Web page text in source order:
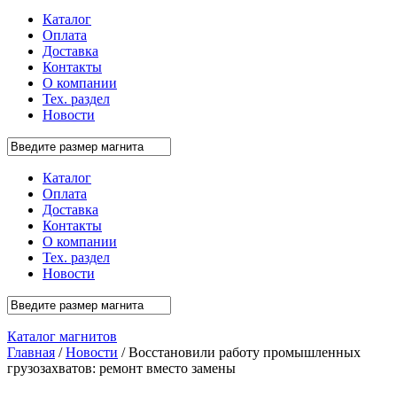
Каталог
Оплата
Доставка
Контакты
О компании
Тех. раздел
Новости
Каталог
Оплата
Доставка
Контакты
О компании
Тех. раздел
Новости
Каталог магнитов
Главная /Новости / Восстановили работу промышленных
грузозахватов: ремонт вместо замены